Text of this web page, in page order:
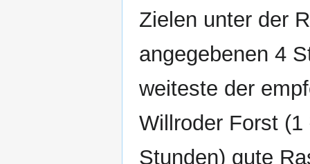
Zielen unter der
angegebenen 4
weiteste der
Willroder Forst
Stunden) gute